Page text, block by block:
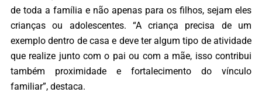
de toda a família e não apenas para os filhos, sejam eles
crianças ou adolescentes. “A criança precisa de um
exemplo dentro de casa e deve ter algum tipo de atividade
que realize junto com o pai ou com a mãe, isso contribui
também proximidade e fortalecimento do vínculo
familiar”, destaca.